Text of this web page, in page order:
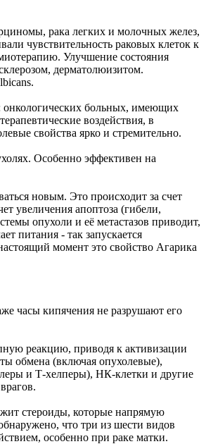
рака легких и молочных желез,
чувствительность раковых клеток к
Улучшение состояния
дерматолюизитом.
онкологических больных, имеющих
воздействия, в
свойства ярко и стремительно.
Особенно эффективен на
новым. Это происходит за счет
увеличения апоптоза (гибели,
опухоли и её метастазов приводит,
питания - так запускается
момент это свойство Агарика
часы кипячения не разрушают его
реакцию, приводя к активизации
обмена (включая опухолевые),
и Т-хелперы), НК-клетки и другие
стероиды, которые напрямую
что три из шести видов
особенно при раке матки.